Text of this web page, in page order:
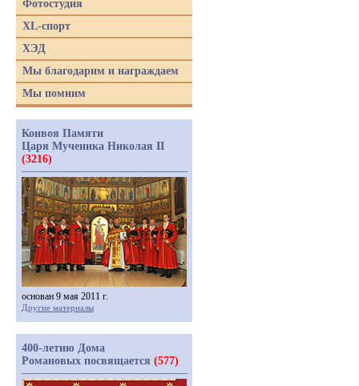
Фотостудия
XL-спорт
ХЭД
Мы благодарим и награждаем
Мы помним
Конвоя Памяти
Царя Мученика Николая II
(3216)
основан 9 мая 2011 г.
Другие материалы
400-летию Дома
Романовых посвящается (577)